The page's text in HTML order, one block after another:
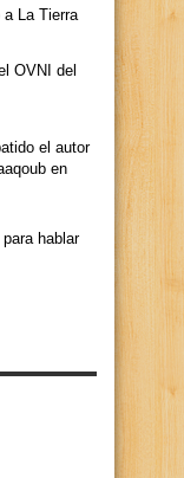
La Tierra
OVNI del
el autor
en
hablar